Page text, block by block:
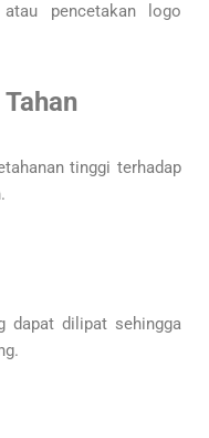
pencetakan logo
tinggi terhadap
dapat dilipat sehingga